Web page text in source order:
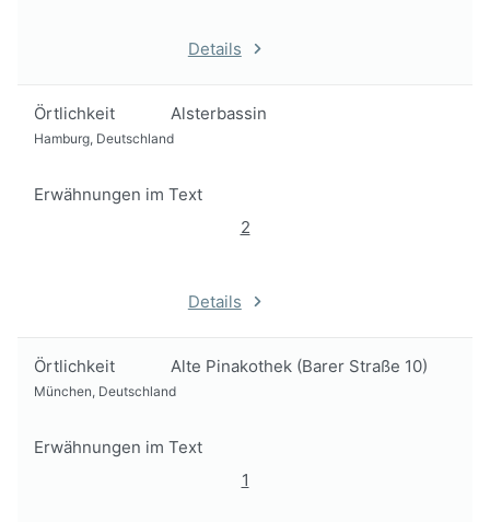
Details
Örtlichkeit Alsterbassin
Hamburg, Deutschland
Erwähnungen im Text
2
Details
Örtlichkeit Alte Pinakothek (Barer Straße 10)
München, Deutschland
Erwähnungen im Text
1